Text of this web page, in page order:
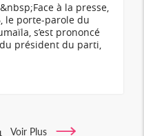
à la presse,
le porte-parole du
s’est prononcé
président du parti,
Voir Plus